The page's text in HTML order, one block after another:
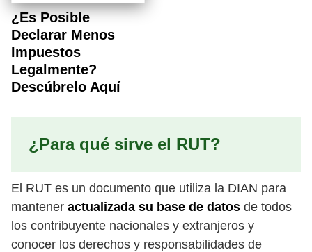
¿Es Posible
Declarar Menos
Impuestos
Legalmente?
Descúbrelo Aquí
¿Para qué sirve el RUT?
El RUT es un documento que utiliza la DIAN para
mantener actualizada su base de datos de todos
los contribuyente nacionales y extranjeros y
conocer los derechos y responsabilidades de